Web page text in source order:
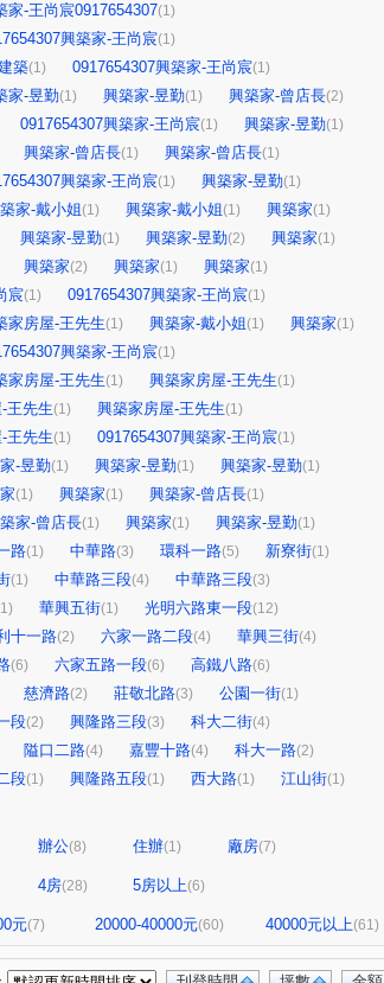
家-王尚宸0917654307(1)
興築家-王尚宸(1)
築(1) 0917654307興築家-王尚宸(1)
家-昱勤(1) 興築家-昱勤(1) 興築家-曾店長(2)
0917654307興築家-王尚宸(1) 興築家-昱勤(1)
興築家-曾店長(1) 興築家-曾店長(1)
興築家-王尚宸(1) 興築家-昱勤(1)
家-戴小姐(1) 興築家-戴小姐(1) 興築家(1)
興築家-昱勤(1) 興築家-昱勤(2) 興築家(1)
興築家(2) 興築家(1) 興築家(1)
宸(1) 0917654307興築家-王尚宸(1)
家房屋-王先生(1) 興築家-戴小姐(1) 興築家(1)
興築家-王尚宸(1)
家房屋-王先生(1) 興築家房屋-王先生(1)
王先生(1) 興築家房屋-王先生(1)
王先生(1) 0917654307興築家-王尚宸(1)
-昱勤(1) 興築家-昱勤(1) 興築家-昱勤(1)
(1) 興築家(1) 興築家-曾店長(1)
家-曾店長(1) 興築家(1) 興築家-昱勤(1)
路(1) 中華路(3) 環科一路(5) 新寮街(1)
(1) 中華路三段(4) 中華路三段(3)
華興五街(1) 光明六路東一段(12)
十一路(2) 六家一路二段(4) 華興三街(4)
(6) 六家五路一段(6) 高鐵八路(6)
慈濟路(2) 莊敬北路(3) 公園一街(1)
段(2) 興隆路三段(3) 科大二街(4)
隘口二路(4) 嘉豐十路(4) 科大一路(2)
段(1) 興隆路五段(1) 西大路(1) 江山街(1)
辦公(8) 住辦(1) 廠房(7)
4房(28) 5房以上(6)
元(7) 20000-40000元(60) 40000元以上(61)